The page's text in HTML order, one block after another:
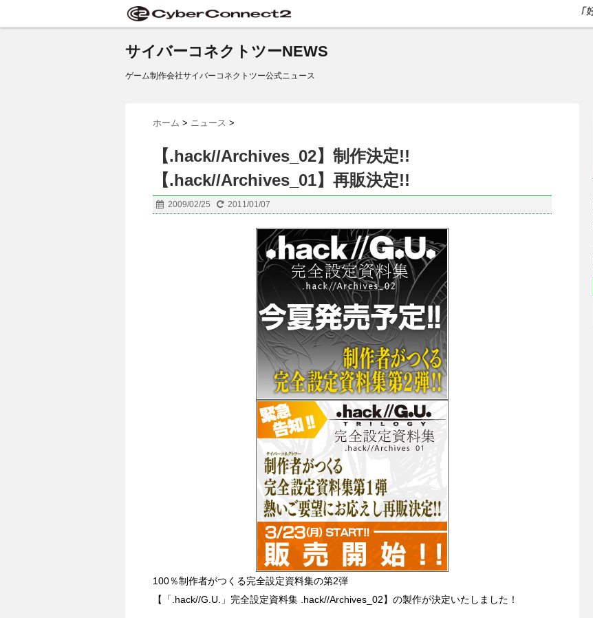
サイバーコネクトツーNEWS
ゲーム制作会社サイバーコネクトツー公式ニュース
ホーム > ニュース >
【.hack//Archives_02】制作決定!!
【.hack//Archives_01】再販決定!!
2009/02/25 2011/01/07
100％制作者がつくる完全設定資料集の第2弾
【「.hack//G.U.」完全設定資料集 .hack//Archives_02】の製作が決定いたしました！